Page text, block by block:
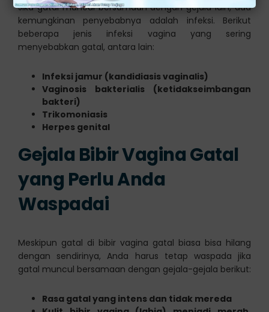
Jika gatal muncul bersamaan dengan gejala lain, ada
kemungkinan penyebabnya adalah infeksi. Berikut
beberapa jenis infeksi vagina yang sering
menyebabkan gatal, antara lain:
Infeksi jamur (kandidiasis vaginalis)
Vaginosis bakterialis (ketidakseimbangan
bakteri)
Trikomoniasis
Herpes genital
Gejala Bibir Vagina Gatal
yang Perlu Anda
Waspadai
Meskipun gatal di bibir vagina gatal biasa bisa hilang
dengan sendirinya, Anda harus tetap waspada jika
gatal muncul bersamaan dengan gejala-gejala berikut:
Rasa gatal yang intens dan tidak mereda